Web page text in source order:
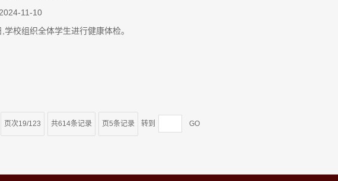
2024-11-10
学校组织全体学生进行健康体检。
页次19/123 共614条记录 页5条记录 转到 GO